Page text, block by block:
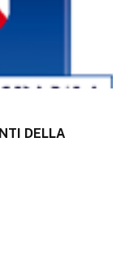
DELLA